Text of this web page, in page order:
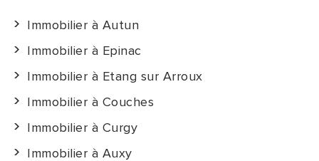
Immobilier à Autun
Immobilier à Epinac
Immobilier à Etang sur Arroux
Immobilier à Couches
Immobilier à Curgy
Immobilier à Auxy